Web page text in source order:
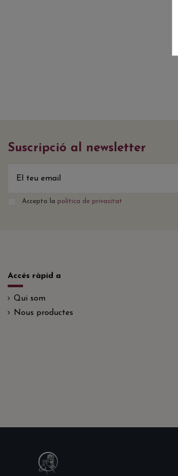
Suscripció al newsletter
Accepto la política de privacitat
Accés ràpid a
Qui som
Nous productes